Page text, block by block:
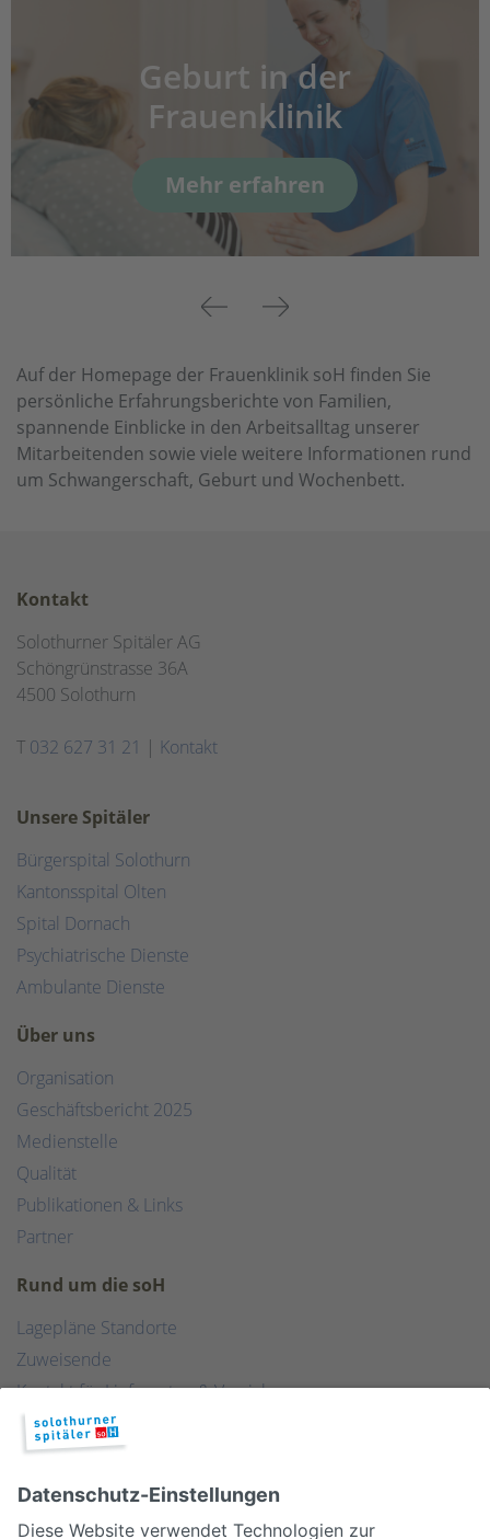
Previous
Geburt in der
Frauenklinik
Mehr erfahren
Next
Auf der Homepage der Frauenklinik soH finden Sie
persönliche Erfahrungsberichte von Familien,
spannende Einblicke in den Arbeitsalltag unserer
Mitarbeitenden sowie viele weitere Informationen rund
um Schwangerschaft, Geburt und Wochenbett.
Kontakt
Solothurner Spitäler AG
Schöngrünstrasse 36A
4500 Solothurn
T 032 627 31 21 | Kontakt
Unsere Spitäler
Bürgerspital Solothurn
Kantonsspital Olten
Spital Dornach
Psychiatrische Dienste
Ambulante Dienste
Über uns
Organisation
Geschäftsbericht 2025
Medienstelle
Qualität
Publikationen & Links
Partner
Rund um die soH
Lagepläne Standorte
Zuweisende
Kontakt für Lieferanten & Versicherungen
Zentralwäscherei
HEBSORG
Spital Club